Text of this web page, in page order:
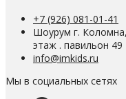
+7 (926) 081-01-41
Шоурум г.
этаж . павильон 49
info@imkids.ru
Мы в социальных сетях